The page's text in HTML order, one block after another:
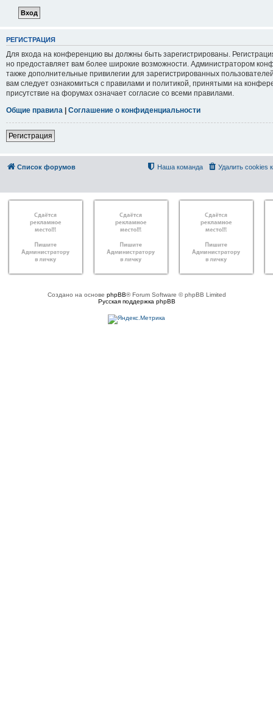
РЕГИСТРАЦИЯ
Для входа на конференцию вы должны быть зарегистрированы.
но предоставляет вам более широкие возможности. Администратором
также дополнительные привилегии для зарегистрированных
вам следует ознакомиться с правилами и политикой, принятыми на
присутствие на форумах означает согласие со всеми правилами.
Общие правила | Соглашение о конфиденциальности
Регистрация
Список форумов Удалить cookies
Наша команда
Создано на основе phpBB® Forum Software © phpBB Limited
Русская поддержка phpBB